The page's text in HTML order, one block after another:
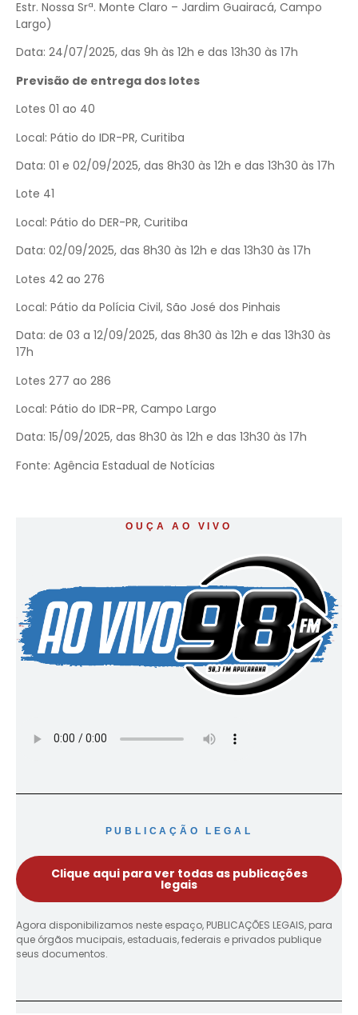
Estr. Nossa Srª. Monte Claro – Jardim Guairacá, Campo
Largo)
Data: 24/07/2025, das 9h às 12h e das 13h30 às 17h
Previsão de entrega dos lotes
Lotes 01 ao 40
Local: Pátio do IDR-PR, Curitiba
Data: 01 e 02/09/2025, das 8h30 às 12h e das 13h30 às 17h
Lote 41
Local: Pátio do DER-PR, Curitiba
Data: 02/09/2025, das 8h30 às 12h e das 13h30 às 17h
Lotes 42 ao 276
Local: Pátio da Polícia Civil, São José dos Pinhais
Data: de 03 a 12/09/2025, das 8h30 às 12h e das 13h30 às
17h
Lotes 277 ao 286
Local: Pátio do IDR-PR, Campo Largo
Data: 15/09/2025, das 8h30 às 12h e das 13h30 às 17h
Fonte: Agência Estadual de Notícias
OUÇA AO VIVO
PUBLICAÇÃO LEGAL
Clique aqui para ver todas as publicações
legais
Agora disponibilizamos neste espaço, PUBLICAÇÕES LEGAIS, para
que órgãos mucipais, estaduais, federais e privados publique
seus documentos.